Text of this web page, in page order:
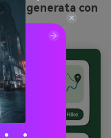
generata con